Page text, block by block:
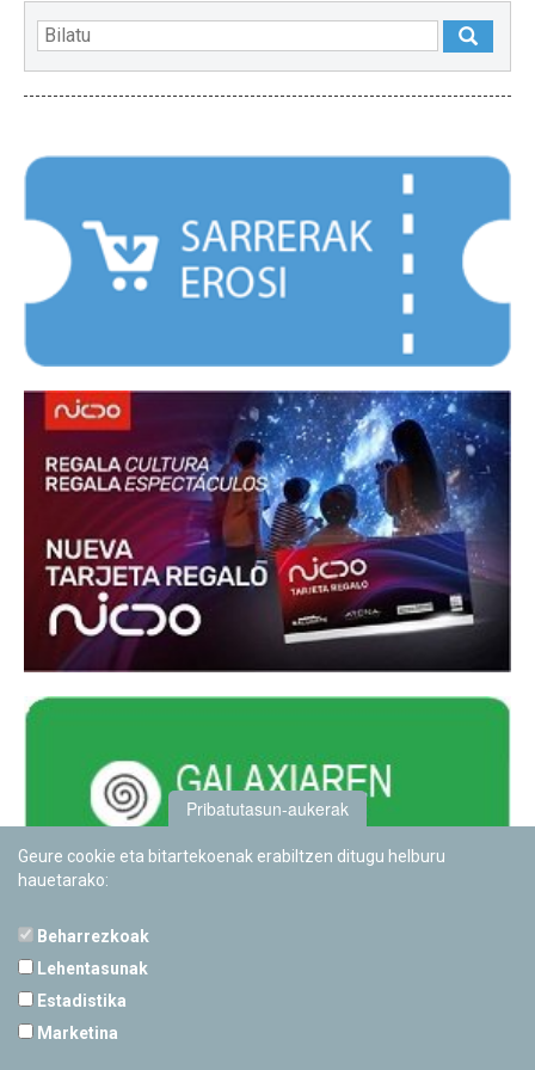
Pribatutasun-aukerak
Geure cookie eta bitartekoenak erabiltzen ditugu helburu
hauetarako:
Beharrezkoak
Lehentasunak
Estadistika
Marketina